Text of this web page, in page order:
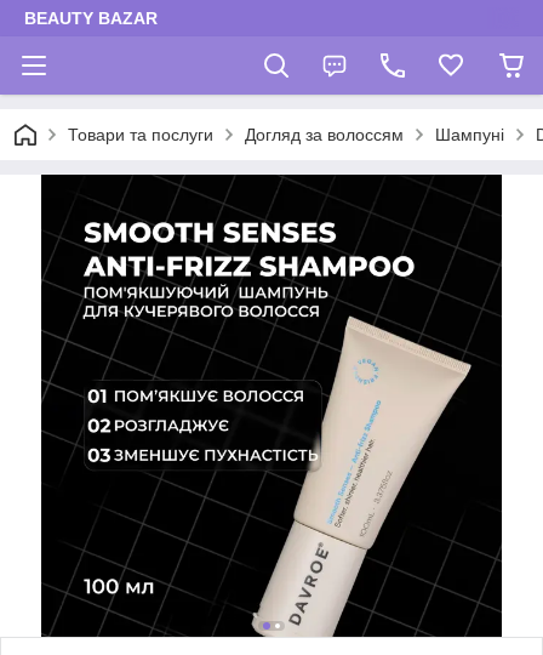
BEAUTY BAZAR
Товари та послуги Догляд за волоссям Шампуні